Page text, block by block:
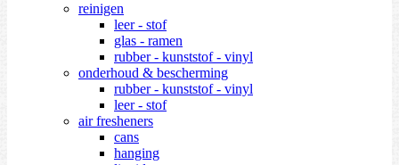
reinigen
leer - stof
glas - ramen
rubber - kunststof - vinyl
onderhoud & bescherming
rubber - kunststof - vinyl
leer - stof
air fresheners
cans
hanging